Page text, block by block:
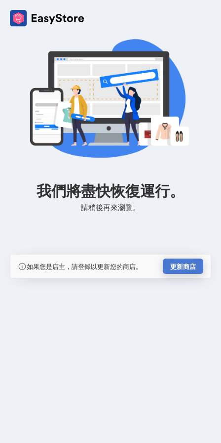
我們將盡快恢復運行。
請稍後再來瀏覽。
如果您是店主，請登錄以更新您的商店。 更新商店